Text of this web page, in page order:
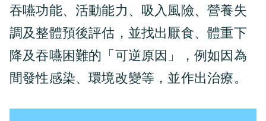
吞嚥功能、活動能力、吸入風險、營養失
調及整體預後評估，並找出厭食、體重下
降及吞嚥困難的「可逆原因」，例如因為
間發性感染、環境改變等，並作出治療。